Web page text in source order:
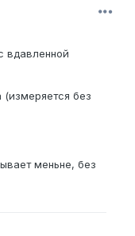
вдавленной
(измеряется без
меньне, без